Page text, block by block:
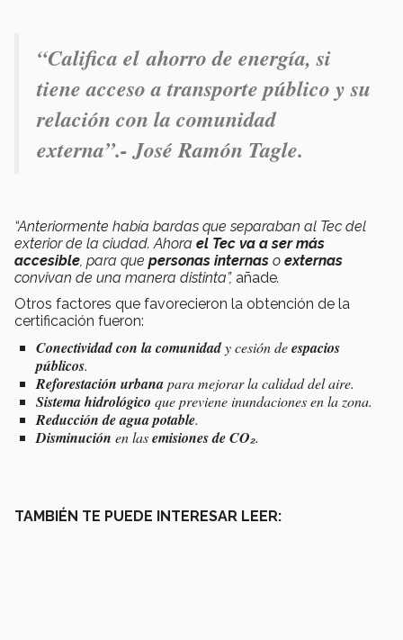
“Califica el ahorro de energía, si
tieneacceso a transporte público y su
relación con la comunidad
externa”.- José Ramón Tagle.
“Anteriormente había bardas que separaban al Tec del
exterior de la ciudad. Ahora el Tec va a ser más
accesible, para que personas internas o externas
convivan de una manera distinta”, añade.
Otros factores que favorecieron la obtención de la
certificación fueron:
Conectividad con la comunidady cesión deespacios
públicos.
Reforestación urbanapara mejorar la calidad del aire.
Sistema hidrológico que previene inundaciones en la zona.
Reducción de agua potable.
Disminución en lasemisiones de CO₂.
TAMBIÉN TE PUEDE INTERESAR LEER: